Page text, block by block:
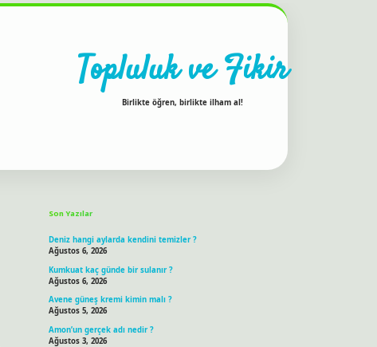
Topluluk ve Fikir
Birlikte öğren, birlikte ilham al!
Son Yazılar
Deniz hangi aylarda kendini temizler ?
Ağustos 6, 2026
Kumkuat kaç günde bir sulanır ?
Ağustos 6, 2026
Avene güneş kremi kimin malı ?
Ağustos 5, 2026
Amon’un gerçek adı nedir ?
Ağustos 3, 2026